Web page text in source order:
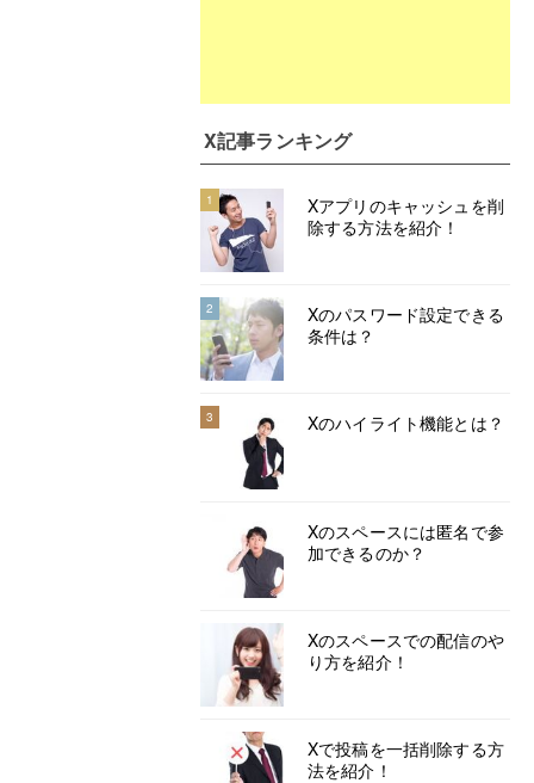
X記事ランキング
1
Xアプリのキャッシュを削
除する方法を紹介！
2
Xのパスワード設定できる
条件は？
3 Xのハイライト機能とは？
Xのスペースには匿名で参
加できるのか？
Xのスペースでの配信のや
り方を紹介！
Xで投稿を一括削除する方
法を紹介！